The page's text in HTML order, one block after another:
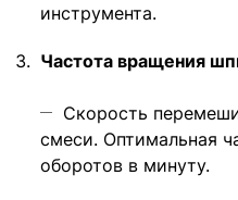
инструмента.
Частота вращения
Скорость
смеси. Оптимальная
оборотов в минуту.